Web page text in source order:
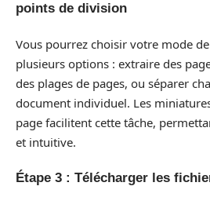
points de division
Vous pourrez choisir votre mode
plusieurs options : extraire des
des plages de pages, ou séparer
document individuel. Les
page facilitent cette tâche,
et intuitive.
Étape 3 : Télécharger les